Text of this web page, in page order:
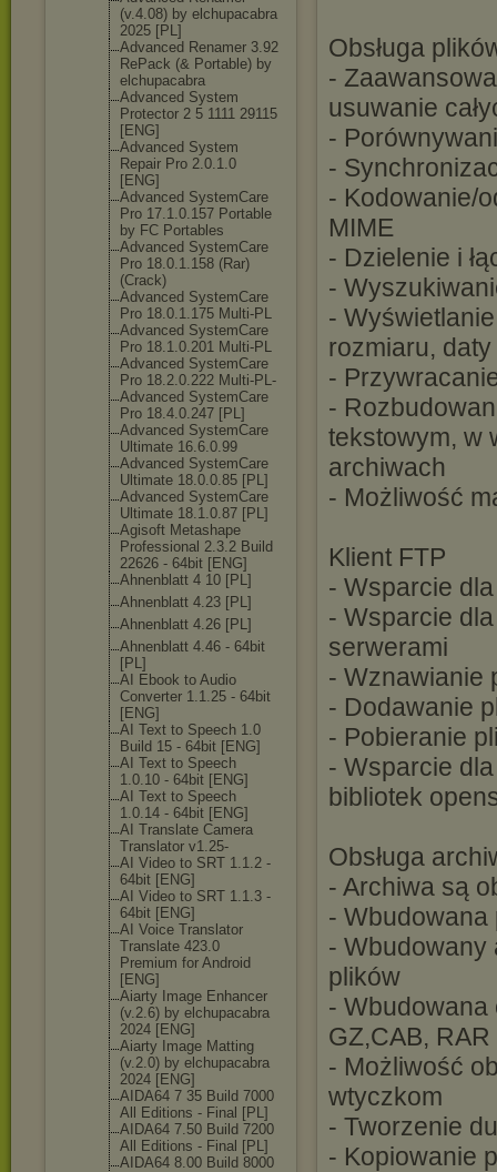
(v.4.08) by elchupacabra
2025 [PL]
Advanced Renamer 3.92
RePack (& Portable) by
elchupacabra
Advanced System
Protector 2 5 1111 29115
[ENG]
Advanced System
Repair Pro 2.0.1.0
[ENG]
Advanced SystemCare
Pro 17.1.0.157 Portable
by FC Portables
Advanced SystemCare
Pro 18.0.1.158 (Rar)
(Crack)
Advanced SystemCare
Pro 18.0.1.175 Multi-PL
Advanced SystemCare
Pro 18.1.0.201 Multi-PL
Advanced SystemCare
Pro 18.2.0.222 Multi-PL-
Advanced SystemCare
Pro 18.4.0.247 [PL]
Advanced SystemCare
Ultimate 16.6.0.99
Advanced SystemCare
Ultimate 18.0.0.85 [PL]
Advanced SystemCare
Ultimate 18.1.0.87 [PL]
Agisoft Metashape
Professional 2.3.2 Build
22626 - 64bit [ENG]
Ahnenblatt 4 10 [PL]
Ahnenblatt 4.23 [PL]
Ahnenblatt 4.26 [PL]
Ahnenblatt 4.46 - 64bit
[PL]
AI Ebook to Audio
Converter 1.1.25 - 64bit
[ENG]
AI Text to Speech 1.0
Build 15 - 64bit [ENG]
AI Text to Speech
1.0.10 - 64bit [ENG]
AI Text to Speech
1.0.14 - 64bit [ENG]
AI Translate Camera
Translator v1.25-
AI Video to SRT 1.1.2 -
64bit [ENG]
AI Video to SRT 1.1.3 -
64bit [ENG]
AI Voice Translator
Translate 423.0
Premium for Android
[ENG]
Aiarty Image Enhancer
(v.2.6) by elchupacabra
2024 [ENG]
Aiarty Image Matting
(v.2.0) by elchupacabra
2024 [ENG]
AIDA64 7 35 Build 7000
All Editions - Final [PL]
AIDA64 7.50 Build 7200
All Editions - Final [PL]
AIDA64 8.00 Build 8000
Obsługa
-
usuwanie
-
-
- Kodowanie/
MIME
- Dzielenie i
-
-
rozmiaru,
-
-
tekstowym, w
archiwach
- Możliwość
Klient FTP
- Wsparcie
- Wsparcie
serwerami
- Wznawianie
- Dodawanie
- Pobieranie
- Wsparcie
bibliotek
Obsługa
- Archiwa są
- Wbudowana
- Wbudowany
plików
- Wbudowana
GZ,CAB, RAR
- Możliwość
wtyczkom
- Tworzenie
- Kopiowanie